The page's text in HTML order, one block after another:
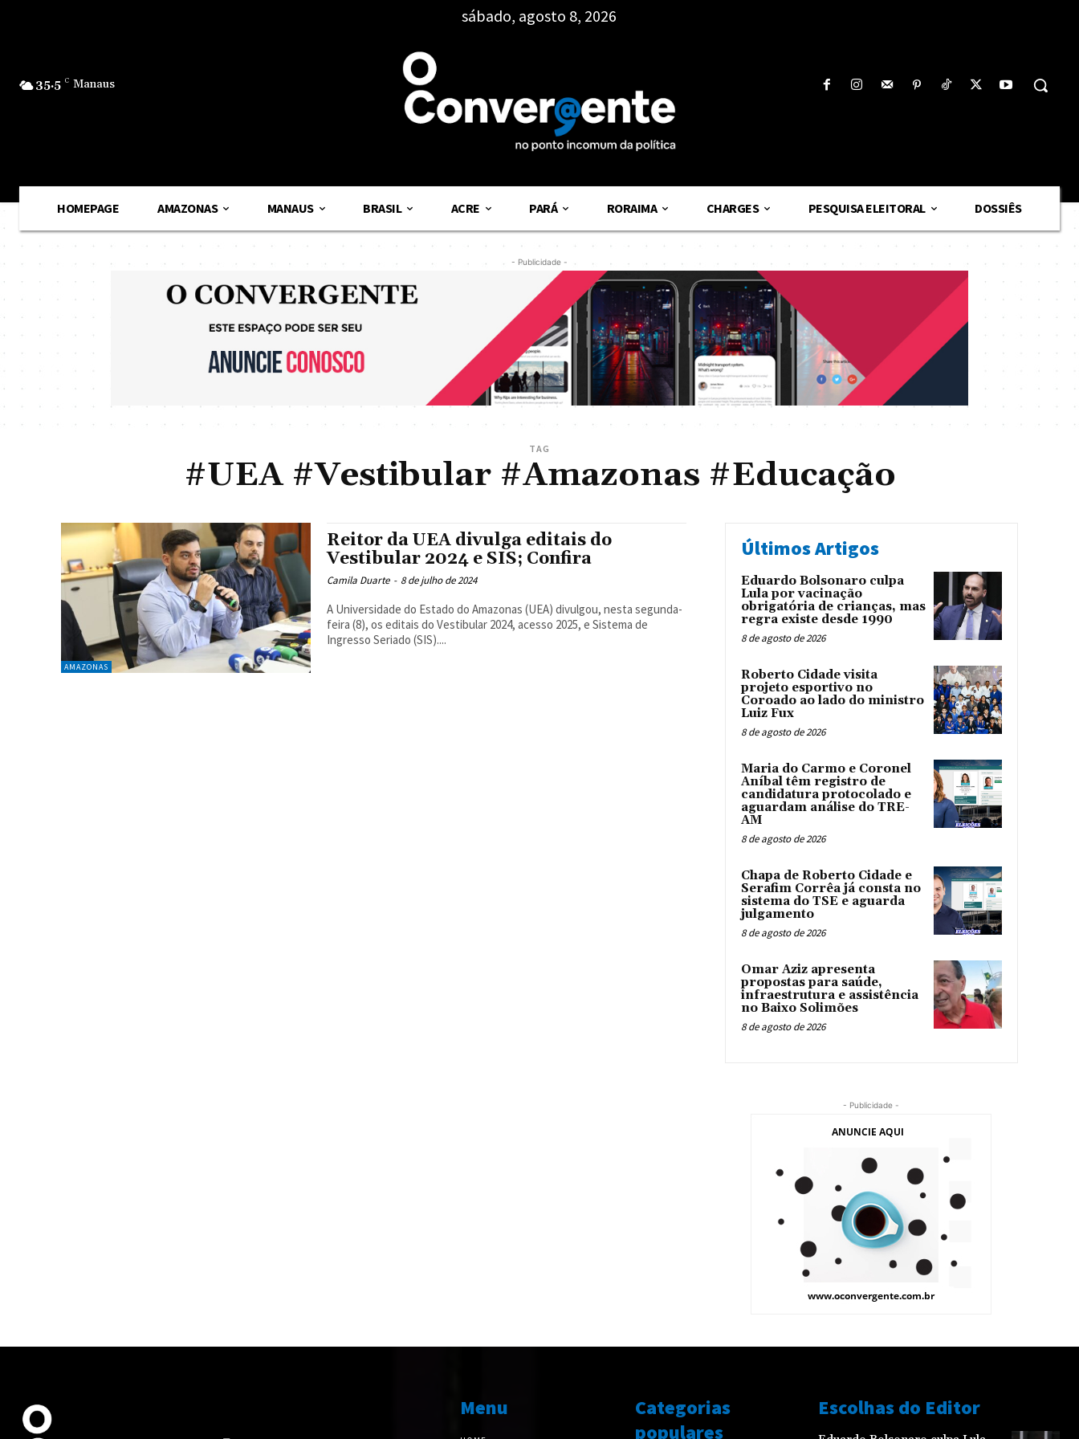
35.5 C Manaus
sábado, agosto 8, 2026
HOMEPAGE AMAZONAS MANAUS BRASIL ACRE PARÁ RORAIMA CHARGES PESQUISA ELEITORAL DOSSIÊS
- Publicidade -
TAG
#UEA #Vestibular #Amazonas #Educação
AMAZONAS
Reitor da UEA divulga editais do
Vestibular 2024 e SIS; Confira
Camila Duarte - 8 de julho de 2024
A Universidade do Estado do Amazonas (UEA) divulgou, nesta segunda-
feira (8), os editais do Vestibular 2024, acesso 2025, e Sistema de
Ingresso Seriado (SIS)....
Últimos Artigos
Eduardo Bolsonaro culpa
Lula por vacinação
obrigatória de crianças, mas
regra existe desde 1990
8 de agosto de 2026
Roberto Cidade visita
projeto esportivo no
Coroado ao lado do ministro
Luiz Fux
8 de agosto de 2026
Maria do Carmo e Coronel
Aníbal têm registro de
candidatura protocolado e
aguardam análise do TRE-
AM
8 de agosto de 2026
Chapa de Roberto Cidade e
Serafim Corrêa já consta no
sistema do TSE e aguarda
julgamento
8 de agosto de 2026
Omar Aziz apresenta
propostas para saúde,
infraestrutura e assistência
no Baixo Solimões
8 de agosto de 2026
- Publicidade -
Menu
Categorias
populares
Escolhas do Editor